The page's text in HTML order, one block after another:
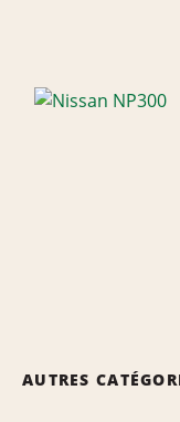
AUTRES